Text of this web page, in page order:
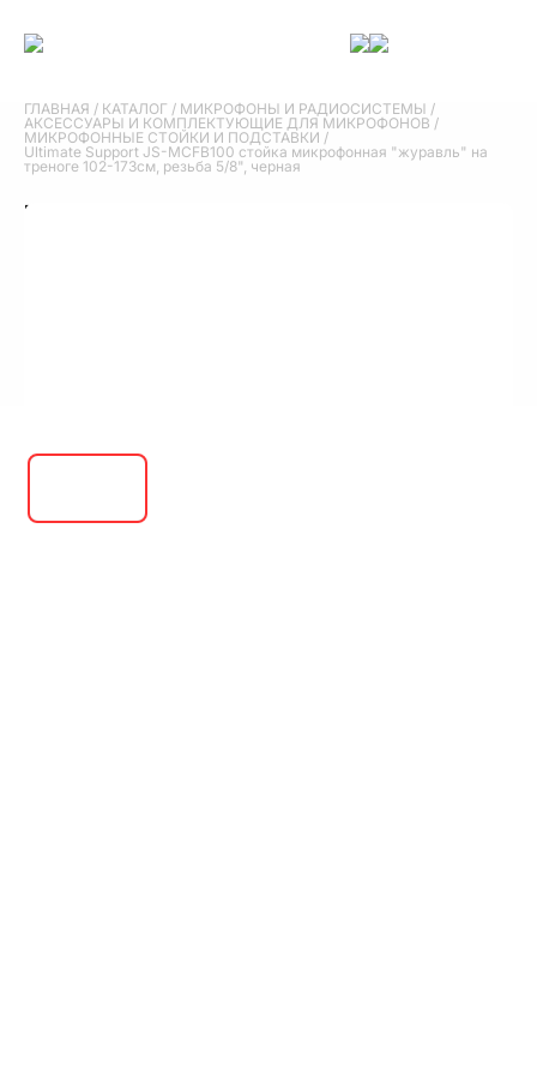
ГЛАВНАЯ / КАТАЛОГ / МИКРОФОНЫ И РАДИОСИСТЕМЫ /
АКСЕССУАРЫ И КОМПЛЕКТУЮЩИЕ ДЛЯ МИКРОФОНОВ /
МИКРОФОННЫЕ СТОЙКИ И ПОДСТАВКИ /
Ultimate Support JS-MCFB100 стойка микрофонная "журавль" на
треноге 102-173см, резьба 5/8", черная
Ultimate Support JS-MCFB100 стойка